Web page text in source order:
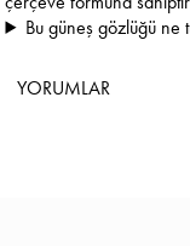
Bu güneş gözlüğü ne
YORUMLAR